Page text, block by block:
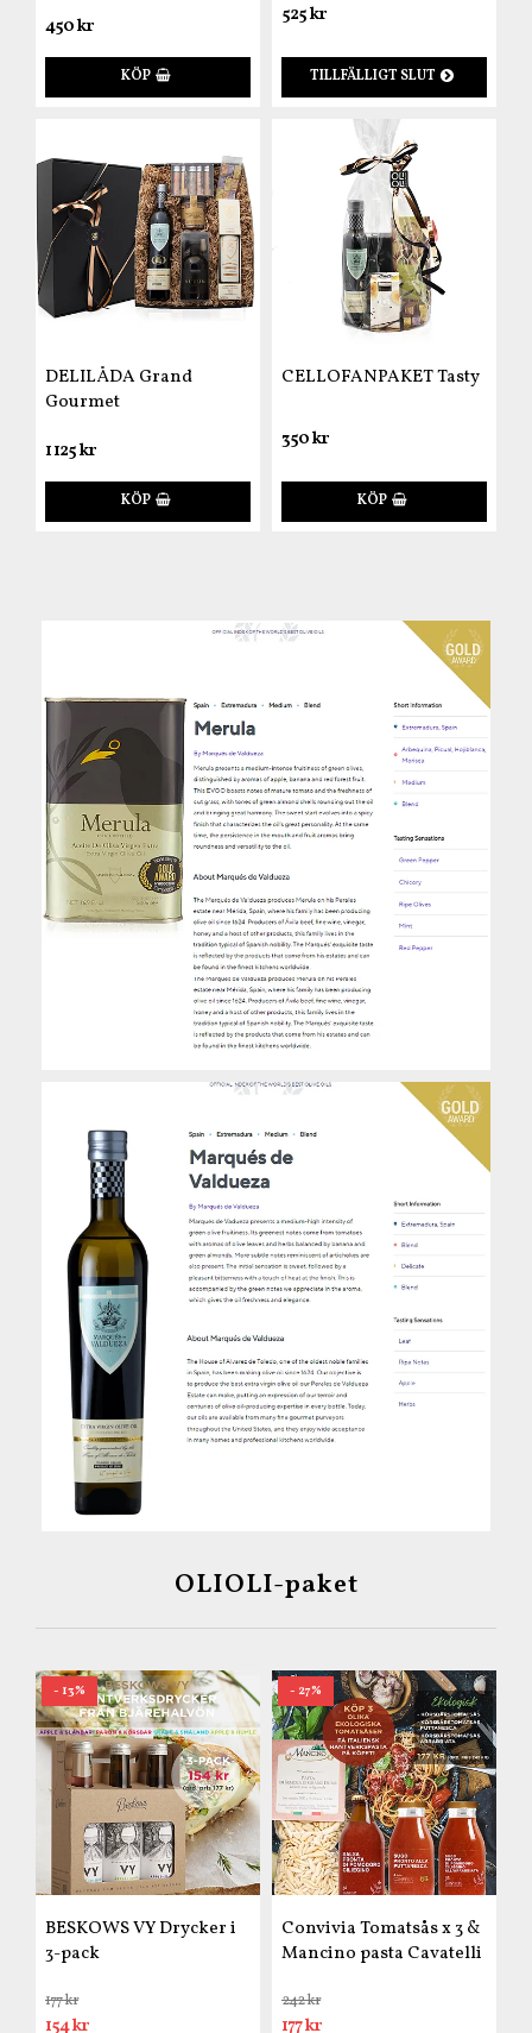
450 kr
KÖP
525 kr
TILLFÄLLIGT SLUT
DELILÅDA Grand
Gourmet
1 125 kr
KÖP
CELLOFANPAKET Tasty
350 kr
KÖP
OLIOLI-paket
- 13%
BESKOWS VY Drycker i
3-pack
177 kr
154 kr
- 27%
Convivia Tomatsås x 3 &
Mancino pasta Cavatelli
242 kr
177 kr